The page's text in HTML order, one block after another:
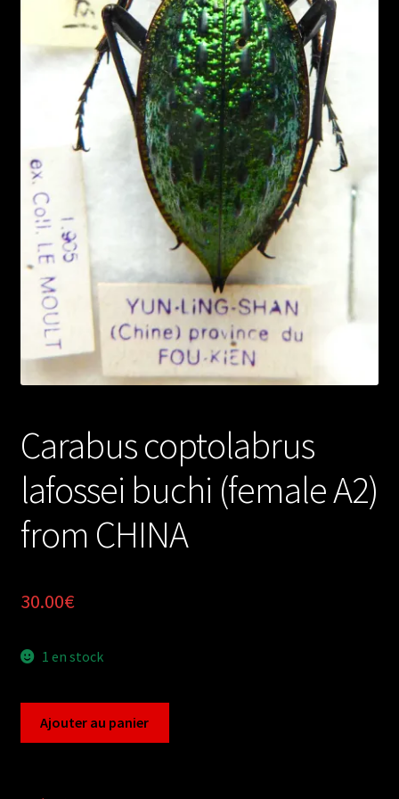
Carabus coptolabrus
lafossei buchi (female A2)
from CHINA
30.00€
1 en stock
Ajouter au panier